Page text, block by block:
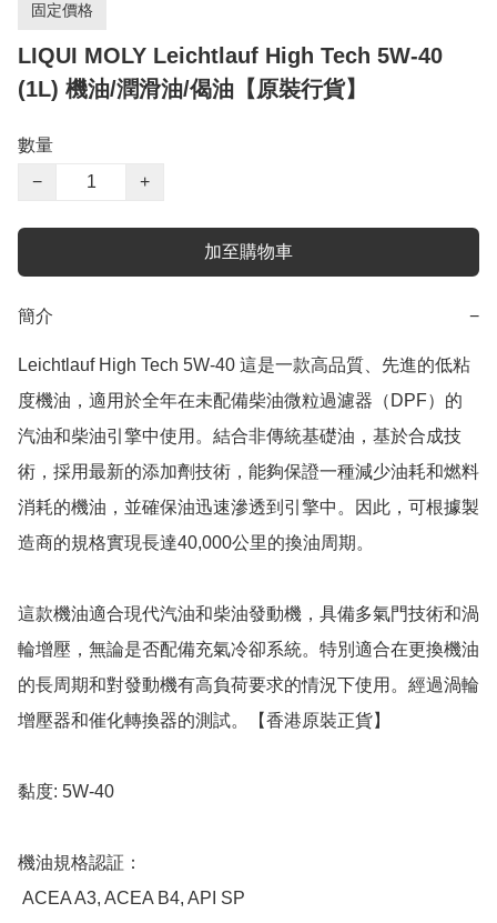
固定價格
LIQUI MOLY Leichtlauf High Tech 5W-40
(1L) 機油/潤滑油/偈油【原裝行貨】
數量
−
+
加至購物車
簡介 −
Leichtlauf High Tech 5W-40 這是一款高品質、先進的低粘
度機油，適用於全年在未配備柴油微粒過濾器（DPF）的
汽油和柴油引擎中使用。結合非傳統基礎油，基於合成技
術，採用最新的添加劑技術，能夠保證一種減少油耗和燃料
消耗的機油，並確保油迅速滲透到引擎中。因此，可根據製
造商的規格實現長達40,000公里的換油周期。
這款機油適合現代汽油和柴油發動機，具備多氣門技術和渦
輪增壓，無論是否配備充氣冷卻系統。特別適合在更換機油
的長周期和對發動機有高負荷要求的情況下使用。經過渦輪
增壓器和催化轉換器的測試。【香港原裝正貨】
黏度: 5W-40
機油規格認証：